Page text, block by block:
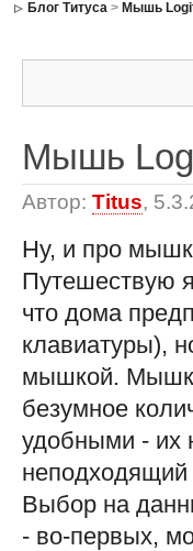
Блог Титуса> Мышь
Мышь
Автор: Titus,
Ну, и про
Путешествую
что дома
клавиатуры),
мышкой.
безумное
удобными - их
неподходящий
Выбор на
- во-первых,